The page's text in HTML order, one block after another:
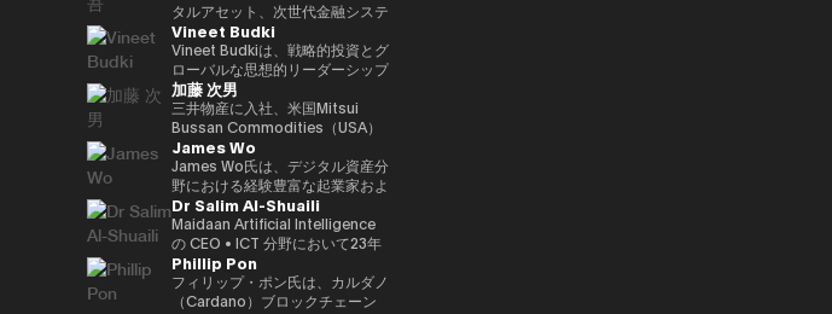
ます。また、カンファレンスやサ
ミット、メディアでLitecoinを代
表し、Proof-of-Work Summit、
AusCrypto、Blockchain
Centre、Litecoin Summitでの
基調講演に加え、CIS、
Token2049などでのファイアサ
イドやパネルにも登壇していま
す。 さらにWeb3隣接領域では、
マレーシアのネオバンク（買収済
み）およびeウォレットを共同創
業。加えて、複数の新興企業にお
いて、フィンテック、メドテッ
ク、AIベンチャーなどで戦略アド
バイザーとして要職を歴任してい
ます。
15年以上の経験を持ち、グロー
バルな資本展開や戦略的投資イニ
シアティブに関わるプライベート
投資家、ファミリーオフィス、機
関投資家と密接に連携していま
す。 彼の取り組みは、伝統的な
資本市場と新たなデジタルインフ
ラの融合に焦点を当てており、実
世界資産（RWA）フレームワー
ク、ブロックチェーンを活用した
投資プラットフォーム、そして進
化するWeb3エコシステムへの機
関投資家向け参入経路などを含ん
でいます。 またハムゼは、国際
的なフィンテックおよびWeb3分
野の議論にも積極的に参加し、グ
ロックチェーンの社会実装と普及
を推進しました。 キャリア初期
には、JPモルガンおよびS&P
Globalに在籍し、シンガポール
およびロンドンを拠点に、コーポ
レートバンキングおよびコモディ
ティ市場における専門性を培いま
した。
ービス、消費者向けセクターなど
で複数の取引を完了し、合計取引
額は10億ドルを超えています。
Groupの副社長を務め、グロー
バル事業開発、グローバルマーケ
ット、機関投資家部門、パートナ
ーシップ、ブロックチェーンプロ
ジェクトの上場、インキュベーシ
ョンおよび投資部門を統括してい
ました。 Ciaraはブロックチェー
ン分野における代表的な女性リー
ダーとして、世界各地のイベント
に招待されています。彼女の
Twitterフォロワーは20万人以上
にのぼり、「アジア発のグローバ
ル女性クリプトリーダー」と称さ
れています。 また、ジェンダー
平等の強い提唱者でもあり、
NGO「Women Who Crypto」
ことです。 日本発のグローバル
に認知される企業を築き、私の取
り組みを通じてイノベーションと
社会的インパクトを生み出してい
きたいと考えています。
タルアセット、次世代金融システ
ムの融合領域に注力するテクノロ
ジー起業家です。2025年6月、株
式会社イオレ（東証：2334）の
代表取締役社長兼CEOに就任し
ました。現在、同社はAIコンピュ
ートインフラとクリプトネイティ
ブな金融サービスを中核とするテ
クノロジープラットフォームへと
進化を進めています。 また、AI
時代に向けた新たな金融プラット
フォーム「Neo Crypto Bank」
の構想を推進しており、暗号資産
トレジャリー管理、レンディング
インフラ、プログラマブル金融ア
プリケーションの統合を目指して
Vineet Budki
Vineet Budkiは、戦略的投資とグ
ローバルな思想的リーダーシップ
を通じて Web3 分野の成長を牽
引する、業界を代表する人物であ
る。 1億ドル規模の暗号資産特化
型ファンド Sigma Capital の
CEOとして、分散型エコシステ
ムへの強いコミットメントのも
と、3年以内に100社以上のブロ
ックチェーン・スタートアップへ
の投資を目標に掲げている。 こ
れまでの投資ポートフォリオに
は、Mysten Labs（Sui）、
Gunzilla、Peaq Network をはじ
加藤 次男
三井物産に入社、米国Mitsui
Bussan Commodities（USA）
Inc.CEO、英国Mitsui Bussan
Commodities Ltd COO、本店
商品市場部長、デジタルアセット
マーケッツ 常勤取締役、三井物
産デジタルコモディティーズ 代
表取締役社長、三井物産コーポレ
ートディベロップメント本部 理
事を経て2023年12月に三井物産
を退社し、現職。グローバルなコ
James Wo
James Wo氏は、デジタル資産分
野における経験豊富な起業家およ
び投資家であり、2015年にDFG
を設立し、10億ドル以上の運用
資産を統括しています。
Ledger、Coinlist、Circle、
ChainSafeなどの企業への初期投
資家でもあります。 また、
Dr Salim Al-Shuaili
Maidaan Artificial Intelligence
の CEO • ICT 分野において23年
以上の経験を有し、ICT（AI・DX
における技術導入）分野の博士号
（PhD）を取得 • グローバル AI
Phillip Pon
フィリップ・ポン氏は、カルダノ
（Cardano）ブロックチェーン